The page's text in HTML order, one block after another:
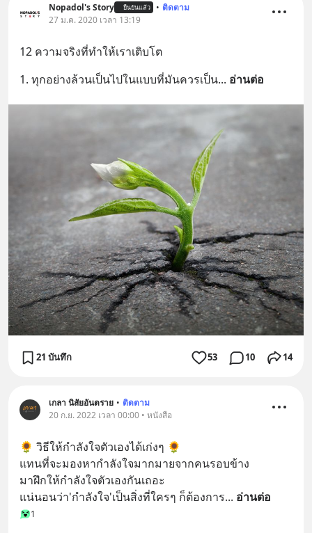
Nopadol's Story ยืนยันแล้ว • ติดตาม
27 ม.ค. 2020 เวลา 13:19
12 ความจริงที่ทำให้เราเติบโต
1. ทุกอย่างล้วนเป็นไปในแบบที่มันควรเป็น... อ่านต่อ
21 บันทึก 53 10 14
เกลา นิสัยอันตราย • ติดตาม
20 ก.ย. 2022 เวลา 00:00 • หนังสือ
🌻 วิธีให้กำลังใจตัวเองได้เก่งๆ 🌻
แทนที่จะมองหากำลังใจมากมายจากคนรอบข้าง
มาฝึกให้กำลังใจตัวเองกันเถอะ
แน่นอนว่า'กำลังใจ'เป็นสิ่งที่ใครๆ ก็ต้องการ... อ่านต่อ
1